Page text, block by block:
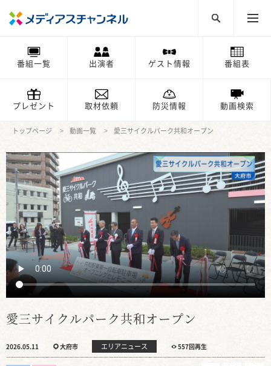
番組一覧 出演者 ゲスト情報 番組表
プレゼント 取材依頼 防災情報 動画検索
トップページ 動画一覧 愛三サイクルパーク共和オープン
愛三サイクルパーク共和オープン
2026.05.11 大府市 エリアニュース 557回再生